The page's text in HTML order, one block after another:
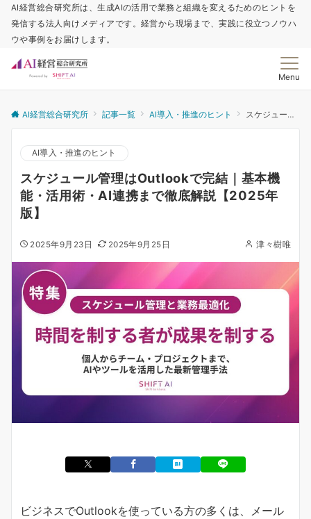
AI経営総合研究所は、生成AIの活用で業務と組織を変えるためのヒントを
発信する法人向けメディアです。経営から現場まで、実践に役立つノウハ
ウや事例をお届けします。
Menu
AI経営総合研究所 記事一覧 AI導入・推進のヒント スケジュール管理はOutlookで完結｜基本機能・活用術・AI連携まで徹底解説【2025年版】
AI導入・推進のヒント
スケジュール管理はOutlookで完結｜基本機
能・活用術・AI連携まで徹底解説【2025年
版】
2025年9月23日 2025年9月25日 津々樹唯
ビジネスでOutlookを使っている方の多くは、メール